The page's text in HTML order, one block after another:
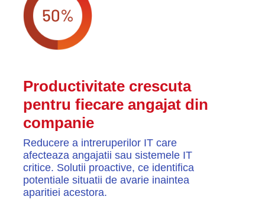
Productivitate crescuta
pentru fiecare angajat din
companie
Reducere a intreruperilor IT care
afecteaza angajatii sau sistemele IT
critice. Solutii proactive, ce identifica
potentiale situatii de avarie inaintea
aparitiei acestora.